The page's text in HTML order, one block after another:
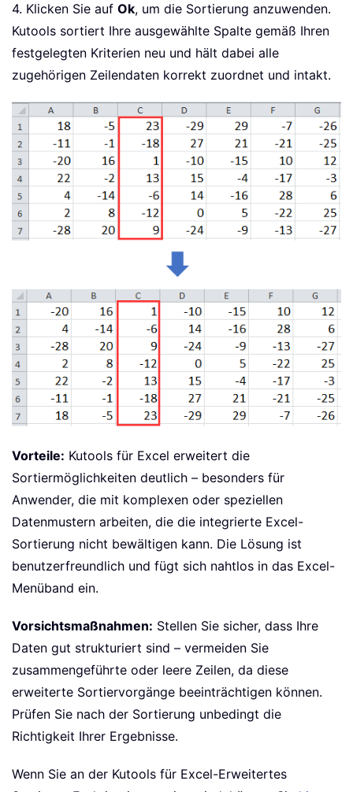
4. Klicken Sie auf Ok, um die Sortierung anzuwenden.
Kutools sortiert Ihre ausgewählte Spalte gemäß Ihren
festgelegten Kriterien neu und hält dabei alle
zugehörigen Zeilendaten korrekt zuordnet und intakt.
Vorteile: Kutools für Excel erweitert die
Sortiermöglichkeiten deutlich – besonders für
Anwender, die mit komplexen oder speziellen
Datenmustern arbeiten, die die integrierte Excel-
Sortierung nicht bewältigen kann. Die Lösung ist
benutzerfreundlich und fügt sich nahtlos in das Excel-
Menüband ein.
Vorsichtsmaßnahmen: Stellen Sie sicher, dass Ihre
Daten gut strukturiert sind – vermeiden Sie
zusammengeführte oder leere Zeilen, da diese
erweiterte Sortiervorgänge beeinträchtigen können.
Prüfen Sie nach der Sortierung unbedingt die
Richtigkeit Ihrer Ergebnisse.
Wenn Sie an der Kutools für Excel-Erweitertes